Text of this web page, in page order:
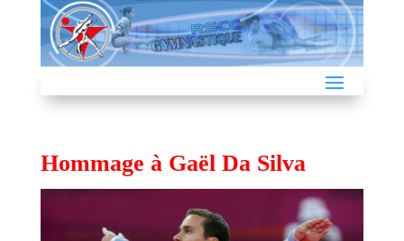
Hommage à Gaël Da Silva